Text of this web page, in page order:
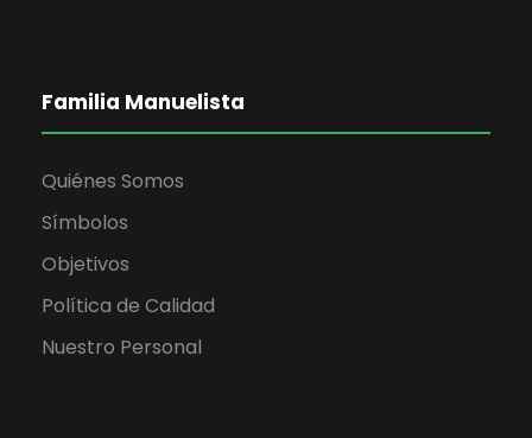
Familia Manuelista
Quiénes Somos
Símbolos
Objetivos
Política de Calidad
Nuestro Personal